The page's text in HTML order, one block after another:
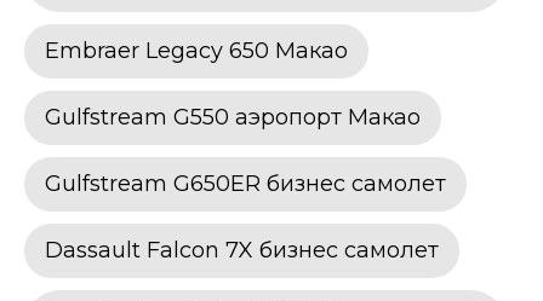
Embraer Legacy 650 Макао
Gulfstream G550 аэропорт Макао
Gulfstream G650ER бизнес самолет
Dassault Falcon 7X бизнес самолет